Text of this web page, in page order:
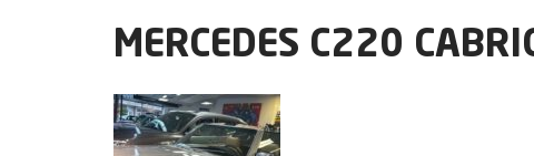
MERCEDES C220